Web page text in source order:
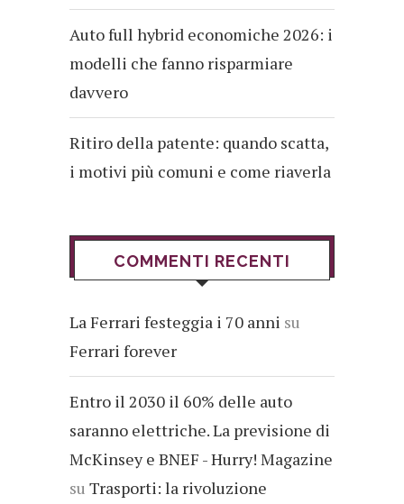
Auto full hybrid economiche 2026: i
modelli che fanno risparmiare
davvero
Ritiro della patente: quando scatta,
i motivi più comuni e come riaverla
COMMENTI RECENTI
La Ferrari festeggia i 70 anni su
Ferrari forever
Entro il 2030 il 60% delle auto
saranno elettriche. La previsione di
McKinsey e BNEF - Hurry! Magazine
su Trasporti: la rivoluzione